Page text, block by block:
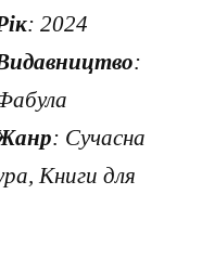
: 2024
:
: Сучасна
Книги для